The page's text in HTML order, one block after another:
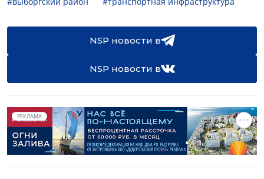
NSP новости в
NSP новости в
РЕКЛАМА